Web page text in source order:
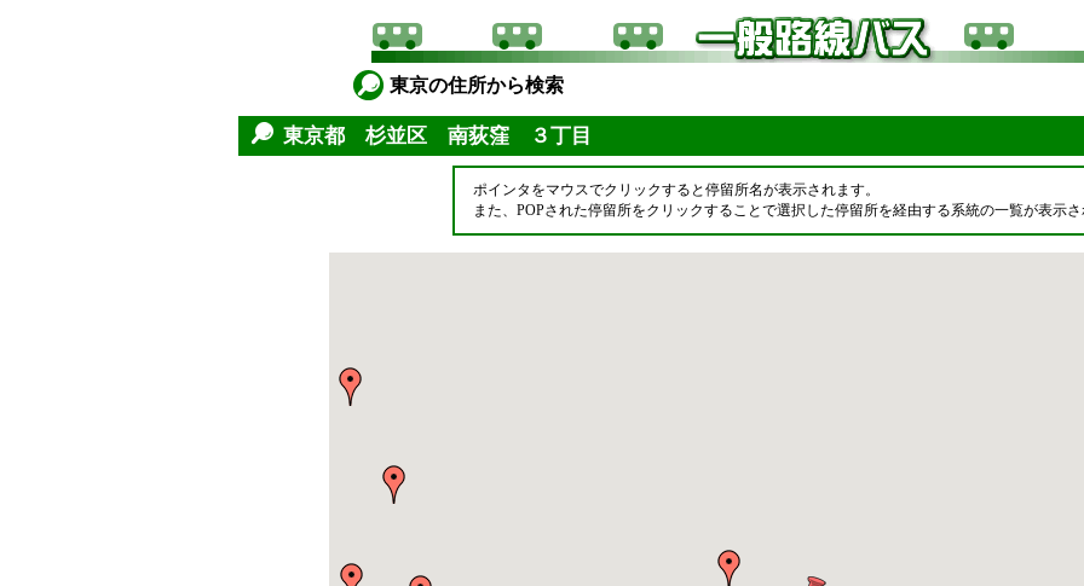
東京の住所から検索
東京都 杉並区 南荻窪 ３丁目
ポインタをマウスでクリックすると停留所名が表示されます。
また、POPされた停留所をクリックすることで選択した停留所を経由する系統の一覧が表示